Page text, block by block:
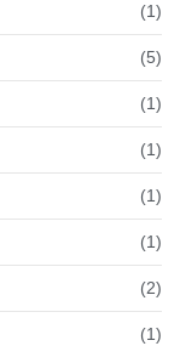
(1)
(5)
(1)
(1)
(1)
(1)
(2)
(1)